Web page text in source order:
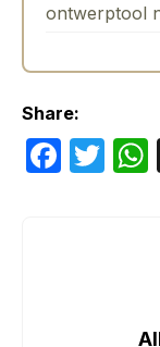
ontwerptool
Share:
F
T